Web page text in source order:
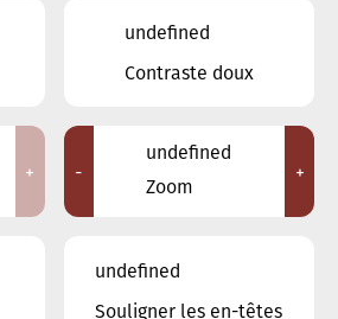
undefined
Contraste doux
+ -
undefined
Zoom
+
undefined
Souligner les en-têtes